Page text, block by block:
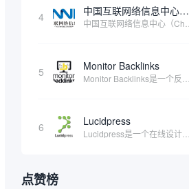
4 中国互联网络信息中心（CNNIC）
5 Monitor Backlinks
6 Lucidpress
点赞榜